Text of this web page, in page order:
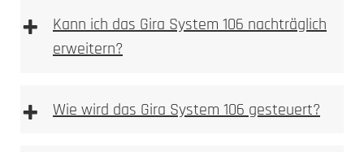
Gegensprechfunktion über die DoorBird App
entfernen.
+
Kann ich das Gira System 106 nachträglich
erweitern?
+ Wie wird das Gira System 106 gesteuert?